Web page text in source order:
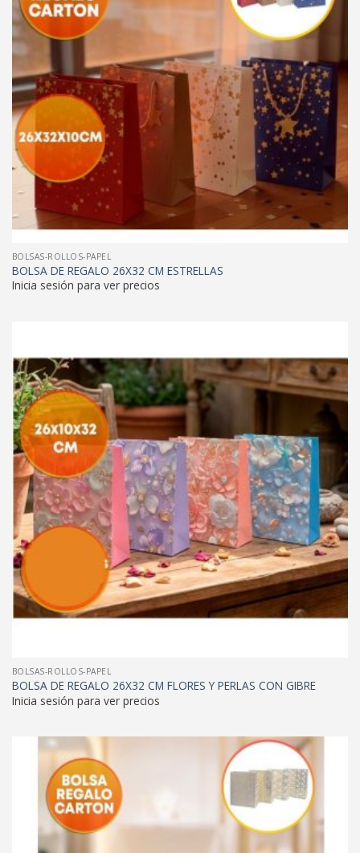
BOLSAS-ROLLOS-PAPEL
BOLSA DE REGALO 26X32 CM ESTRELLAS
Inicia sesión para ver precios
BOLSAS-ROLLOS-PAPEL
BOLSA DE REGALO 26X32 CM FLORES Y PERLAS CON GIBRE
Inicia sesión para ver precios